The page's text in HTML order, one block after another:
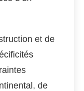
et de
de